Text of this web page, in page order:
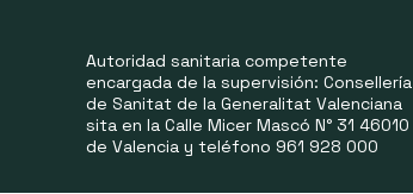
Autoridad sanitaria competente
encargada de la supervisión: Consellería
de Sanitat de la Generalitat Valenciana
sita en la Calle Micer Mascó N° 31 46010
de Valencia y teléfono 961 928 000